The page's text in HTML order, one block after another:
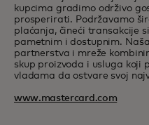
kupcima gradimo održivo
prosperirati. Podržavamo
plaćanja, čineći transakcije
pametnim i dostupnim.
partnerstva i mreže
skup proizvoda i usluga koji
vladama da ostvare svoj
www.mastercard.com